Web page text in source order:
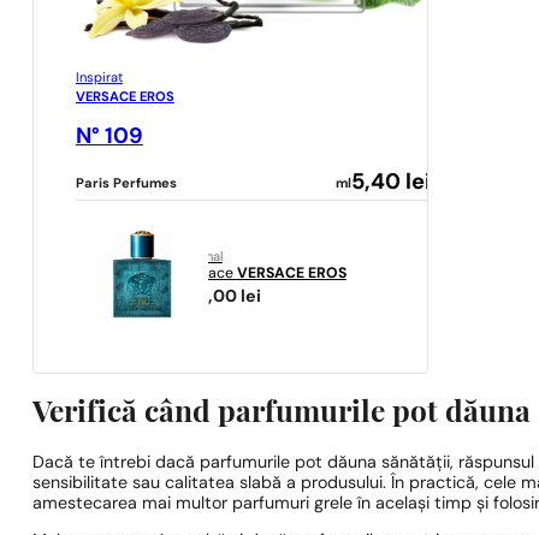
Inspirat
VERSACE EROS
N° 109
Paris Perfumes ml 5,40 lei
original
Versace VERSACE EROS
724,00 lei
Verifică când parfumurile pot dăuna
Dacă te întrebi dacă parfumurile pot dăuna sănătății,
sensibilitate sau calitatea slabă a produsului. În practică, cele
amestecarea mai multor parfumuri grele în același timp și